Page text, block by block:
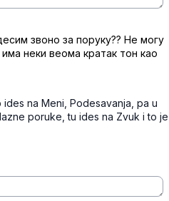
звоно за поруку?? Не могу
неки веома кратак тон као
na Meni, Podesavanja, pa u
poruke, tu ides na Zvuk i to je